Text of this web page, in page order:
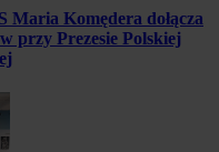
Maria Komędera dołącza
przy Prezesie Polskiej